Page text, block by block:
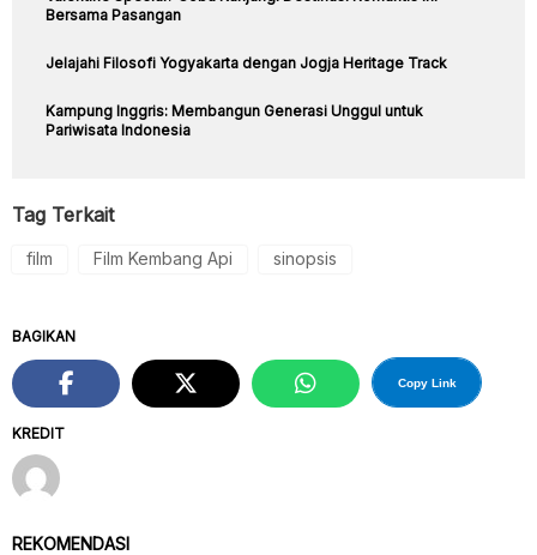
Bersama Pasangan
Jelajahi Filosofi Yogyakarta dengan Jogja Heritage Track
Kampung Inggris: Membangun Generasi Unggul untuk
Pariwisata Indonesia
Tag Terkait
film Film Kembang Api sinopsis
KREDIT
BAGIKAN
Copy Link
REKOMENDASI